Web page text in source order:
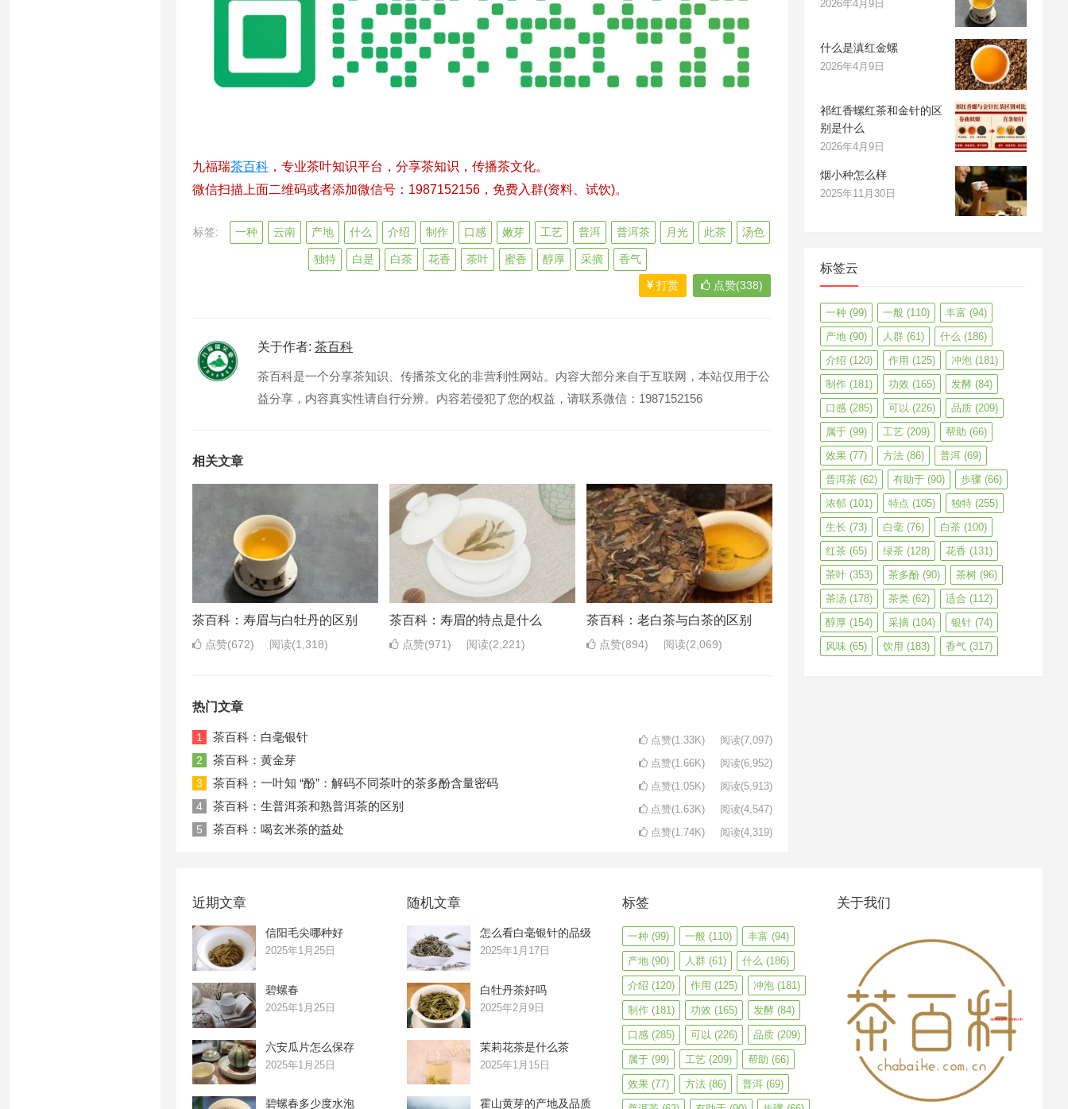
九福瑞茶百科 ，专业茶叶知识平台，分享茶知识，传播茶文化。
微信扫描上面二维码或者添加微信号：1987152156，免费入群(资料、试饮)。
标签: 一种 云南 产地 什么 介绍 制作 口感 嫩芽 工艺 普洱 普洱茶 月光 此茶 汤色
独特 白是 白茶 花香 茶叶 蜜香 醇厚 采摘 香气
打赏 点赞(338)
关于作者: 茶百科
茶百科是一个分享茶知识、传播茶文化的非营利性网站。内容大部分来自于互联网，本站仅用于公
益分享，内容真实性请自行分辨。内容若侵犯了您的权益，请联系微信：1987152156
相关文章
茶百科：寿眉与白牡丹的区别
点赞(672) 阅读(1,318)
茶百科：寿眉的特点是什么
点赞(971) 阅读(2,221)
茶百科：老白茶与白茶的区别
点赞(894) 阅读(2,069)
热门文章
1 茶百科：白毫银针 点赞(1.33K) 阅读(7,097)
2 茶百科：黄金芽 点赞(1.66K) 阅读(6,952)
3 茶百科：一叶知 “酚”：解码不同茶叶的茶多酚含量密码 点赞(1.05K) 阅读(5,913)
4 茶百科：生普洱茶和熟普洱茶的区别 点赞(1.63K) 阅读(4,547)
5 茶百科：喝玄米茶的益处 点赞(1.74K) 阅读(4,319)
2026年4月9日
什么是滇红金螺
2026年4月9日
祁红香螺红茶和金针的区
别是什么
2026年4月9日
烟小种怎么样
2025年11月30日
标签云
一种 (99) 一般 (110) 丰富 (94)
产地 (90) 人群 (61) 什么 (186)
介绍 (120) 作用 (125) 冲泡 (181)
制作 (181) 功效 (165) 发酵 (84)
口感 (285) 可以 (226) 品质 (209)
属于 (99) 工艺 (209) 帮助 (66)
效果 (77) 方法 (86) 普洱 (69)
普洱茶 (62) 有助于 (90) 步骤 (66)
浓郁 (101) 特点 (105) 独特 (255)
生长 (73) 白毫 (76) 白茶 (100)
红茶 (65) 绿茶 (128) 花香 (131)
茶叶 (353) 茶多酚 (90) 茶树 (96)
茶汤 (178) 茶类 (62) 适合 (112)
醇厚 (154) 采摘 (104) 银针 (74)
风味 (65) 饮用 (183) 香气 (317)
近期文章
信阳毛尖哪种好
2025年1月25日
碧螺春
2025年1月25日
六安瓜片怎么保存
2025年1月25日
碧螺春多少度水泡
随机文章
怎么看白毫银针的品级
2025年1月17日
白牡丹茶好吗
2025年2月9日
茉莉花茶是什么茶
2025年1月15日
霍山黄芽的产地及品质
标签
一种(99) 一般 (110) 丰富 (94)
产地(90) 人群(61) 什么 (186)
介绍 (120) 作用 (125) 冲泡(181)
制作(181) 功效 (165) 发酵(84)
口感(285) 可以 (226) 品质(209)
属于(99) 工艺(209) 帮助 (66)
效果(77) 方法(86) 普洱(69)
关于我们